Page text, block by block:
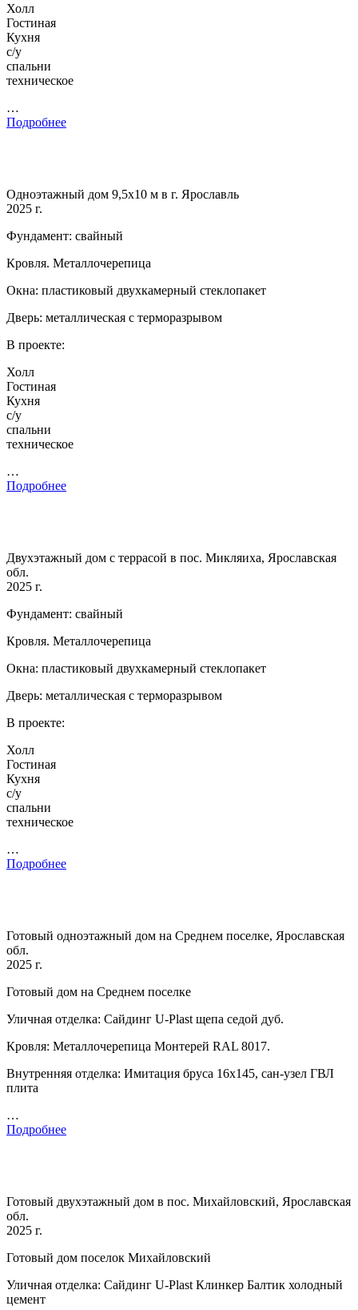
Холл
Гостиная
Кухня
с/у
спальни
техническое
…
Подробнее
Одноэтажный дом 9,5х10 м в г. Ярославль
2025 г.
Фундамент: свайный
Кровля. Металлочерепица
Окна: пластиковый двухкамерный стеклопакет
Дверь: металлическая с терморазрывом
В проекте:
Холл
Гостиная
Кухня
с/у
спальни
техническое
…
Подробнее
Двухэтажный дом с террасой в пос. Микляиха, Ярославская
обл.
2025 г.
Фундамент: свайный
Кровля. Металлочерепица
Окна: пластиковый двухкамерный стеклопакет
Дверь: металлическая с терморазрывом
В проекте:
Холл
Гостиная
Кухня
с/у
спальни
техническое
…
Подробнее
Готовый одноэтажный дом на Среднем поселке, Ярославская
обл.
2025 г.
Готовый дом на Среднем поселке
Уличная отделка: Сайдинг U-Plast щепа седой дуб.
Кровля: Металлочерепица Монтерей RAL 8017.
Внутренняя отделка: Имитация бруса 16х145, сан-узел ГВЛ
плита
…
Подробнее
Готовый двухэтажный дом в пос. Михайловский, Ярославская
обл.
2025 г.
Готовый дом поселок Михайловский
Уличная отделка: Сайдинг U-Plast Клинкер Балтик холодный
цемент